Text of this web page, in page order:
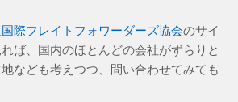
際フレイトフォワーダーズ協会のサイ
ば、国内のほとんどの会社がずらりと
なども考えつつ、問い合わせてみても